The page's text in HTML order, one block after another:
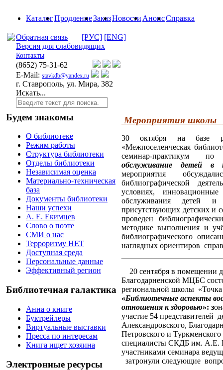
КаталогПродлениеЗаказНовости АнонсСправка
Обратная связь [РУС] [ENG]
Версия для слабовидящих
Контакты
(8652) 75-31-62
E-Mail: stavkdb@yandex.ru
г. Ставрополь, ул. Мира, 382
Искать...
Будем знакомы
О библиотеке
Режим работы
Структура библиотеки
Отделы библиотеки
Независимая оценка
Материально-техническая
база
Документы библиотеки
Наши успехи
А. Е. Екимцев
Слово о поэте
СМИ о нас
Терроризму НЕТ
Доступная среда
Персональные данные
Эффективный регион
Библиотечная галактика
Анна о книге
Буктрейлеры
Виртуальные выставки
Пресса по интересам
Книга ищет хозяина
Электронные ресурсы
Мероприятия
30 октября на базе
«Межпоселенческая
семинар-практикум
обслуживание детей в
мероприятия
библиографической
условиях,
обслуживания детей и
присутствующих детских и
проведен
методике выполнения и
библиографического
наглядных ориентиров
20 сентября в помещении
Благодарненской МЦБС
региональной школы
«Библиотечные аспекты
отношения к здоровью»: з
участие 54 представителей
Александровского,
Петровского и
специалисты СКДБ им. А.Е.
участниками семинара
затронули следующие